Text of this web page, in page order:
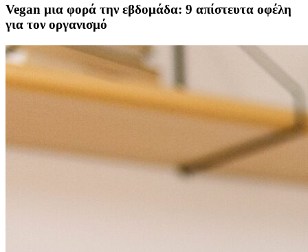
Vegan μια φορά την εβδομάδα: 9 απίστευτα οφέλη
για τον οργανισμό